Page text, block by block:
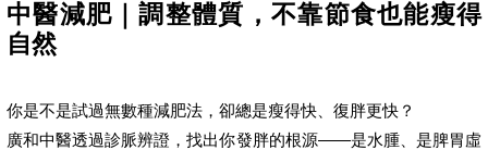
中醫減肥｜調整體質，不靠節食也能瘦得
自然
你是不是試過無數種減肥法，卻總是瘦得快、復胖更快？
廣和中醫透過診脈辨證，找出你發胖的根源——是水腫、是脾胃虛